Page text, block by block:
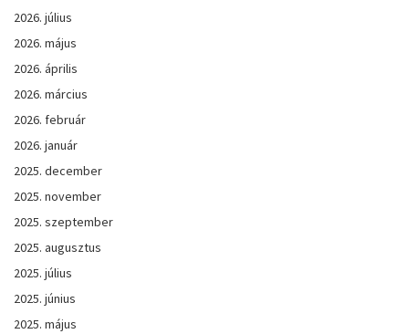
2026. július
2026. május
2026. április
2026. március
2026. február
2026. január
2025. december
2025. november
2025. szeptember
2025. augusztus
2025. július
2025. június
2025. május